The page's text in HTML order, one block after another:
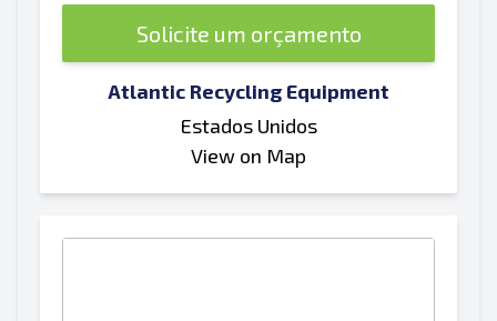
Solicite um orçamento
Atlantic Recycling Equipment
Estados Unidos
View on Map